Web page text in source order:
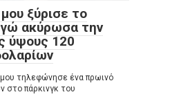
ξύρισε το
ακύρωσα την
ύψους 120
τηλεφώνησε ένα πρωινό
στο πάρκινγκ του